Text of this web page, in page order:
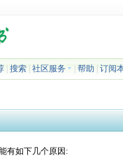
| 搜索| 社区服务 帮助 订阅
有如下几个原因: